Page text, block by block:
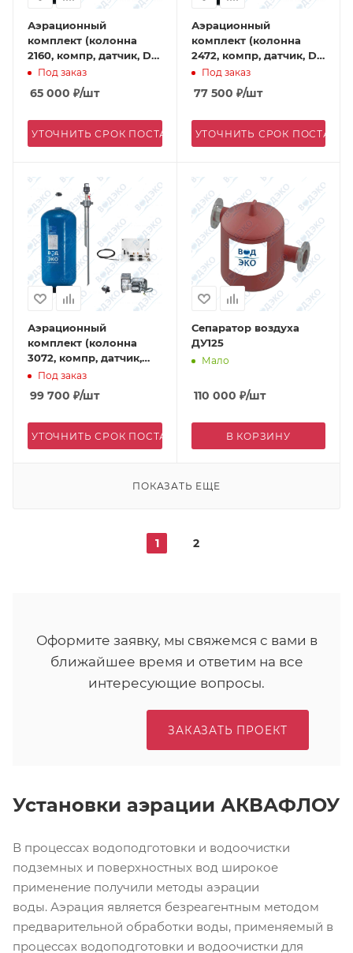
Аэрационный
комплект (колонна
2160, компр, датчик, DN
40)Под заказ
65 000 ₽/шт
УТОЧНИТЬ СРОК ПОСТАВКИ
Аэрационный
комплект (колонна
2472, компр, датчик, DN
40)Под заказ
77 500 ₽/шт
УТОЧНИТЬ СРОК
Аэрационный
комплект (колонна
3072, компр, датчик,
DN 40)
Под заказ
99 700 ₽/шт
УТОЧНИТЬ СРОК ПОСТАВКИ
Сепаратор воздуха
ДУ125
Мало
110 000 ₽/шт
В КОРЗИНУ
ПОКАЗАТЬ ЕЩЕ
1 2
Оформите заявку, мы свяжемся с вами в
ближайшее время и ответим на все
интересующие вопросы.
ЗАКАЗАТЬ ПРОЕКТ
Установки аэрации АКВАФЛОУ
В процессах водоподготовки и водоочистки
подземных и поверхностных вод широкое
применение получили методы аэрации
воды. Аэрация является безреагентным методом
предварительной обработки воды, применяемый в
процессах водоподготовки и водоочистки для